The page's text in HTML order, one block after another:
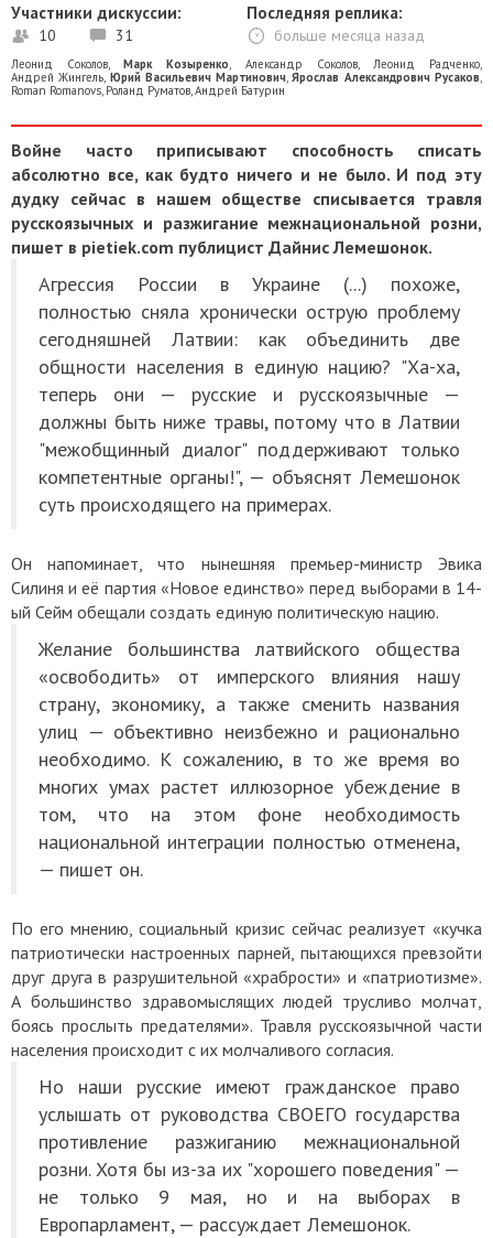
Участники дискуссии:
10 31
Последняя реплика:
больше месяца назад
Леонид Соколов,Марк Козыренко, Александр Соколов, Леонид Радченко,
Андрей Жингель, Юрий Васильевич Мартинович,Ярослав Александрович Русаков,
Roman Romanovs, Роланд Руматов,Андрей Батурин
Войне часто приписывают способность списать
абсолютно все, как будто ничего и не было. И под эту
дудку сейчас в нашем обществе списывается травля
русскоязычных и разжигание межнациональной розни,
пишет в pietiek.com публицист Дайнис Лемешонок.
Агрессия России в Украине (...) похоже,
полностью сняла хронически острую проблему
сегодняшней Латвии: как объединить две
общности населения в единую нацию? "Ха-ха,
теперь они — русские и русскоязычные —
должны быть ниже травы, потому что в Латвии
"межобщинный диалог" поддерживают только
компетентные органы!", — объяснят Лемешонок
суть происходящего на примерах.
Он напоминает, что нынешняя премьер-министр Эвика
Силиня и её партия «Новое единство» перед выборами в 14-
ый Сейм обещали создать единую политическую нацию.
Желание большинства латвийского общества
«освободить» от имперского влияния нашу
страну, экономику, а также сменить названия
улиц — объективно неизбежно и рационально
необходимо. К сожалению, в то же время во
многих умах растет иллюзорное убеждение в
том, что на этом фоне необходимость
национальной интеграции полностью отменена,
— пишет он.
По его мнению, социальный кризис сейчас реализует «кучка
патриотически настроенных парней, пытающихся превзойти
друг друга в разрушительной «храбрости» и «патриотизме».
А большинство здравомыслящих людей трусливо молчат,
боясь прослыть предателями». Травля русскоязычной части
населения происходит с их молчаливого согласия.
Но наши русские имеют гражданское право
услышать от руководства СВОЕГО государства
противление разжиганию межнациональной
розни. Хотя бы из-за их "хорошего поведения" —
не только 9 мая, но и на выборах в
Европарламент, — рассуждает Лемешонок.